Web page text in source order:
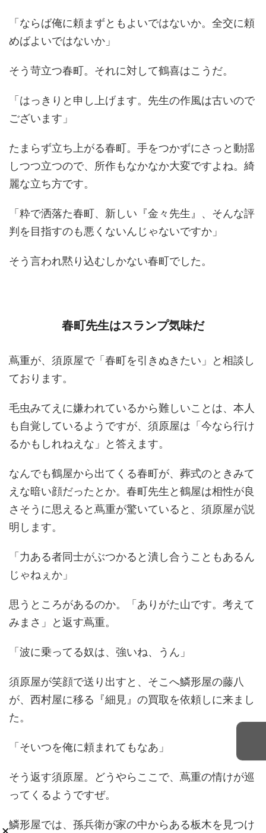
「ならば俺に頼まずともよいではないか。全交に頼
めばよいではないか」
そう苛立つ春町。それに対して鶴喜はこうだ。
「はっきりと申し上げます。先生の作風は古いので
ございます」
たまらず立ち上がる春町。手をつかずにさっと動揺
しつつ立つので、所作もなかなか大変ですよね。綺
麗な立ち方です。
「粋で洒落た春町、新しい『金々先生』、そんな評
判を目指すのも悪くないんじゃないですか」
そう言われ黙り込むしかない春町でした。
春町先生はスランプ気味だ
蔦重が、須原屋で「春町を引きぬきたい」と相談し
ております。
毛虫みてえに嫌われているから難しいことは、本人
も自覚しているようですが、須原屋は「今なら行け
るかもしれねえな」と答えます。
なんでも鶴屋から出てくる春町が、葬式のときみて
えな暗い顔だったとか。春町先生と鶴屋は相性が良
さそうに思えると蔦重が驚いていると、須原屋が説
明します。
「力ある者同士がぶつかると潰し合うこともあるん
じゃねぇか」
思うところがあるのか。「ありがた山です。考えて
みまさ」と返す蔦重。
「波に乗ってる奴は、強いね、うん」
須原屋が笑顔で送り出すと、そこへ鱗形屋の藤八
が、西村屋に移る『細見』の買取を依頼しに来まし
た。
「そいつを俺に頼まれてもなあ」
そう返す須原屋。どうやらここで、蔦重の情けが巡
ってくるようですぜ。
鱗形屋では、孫兵衛が家の中からある板木を見つけ